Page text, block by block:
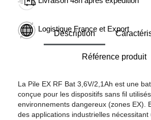
Logistique France et Export
Description
Référence produit
La Pile EX RF Bat 3,6V/2,1Ah est une
conçue pour les dispositifs sans fil
environnements dangereux (zones EX).
des applications industrielles nécessitant